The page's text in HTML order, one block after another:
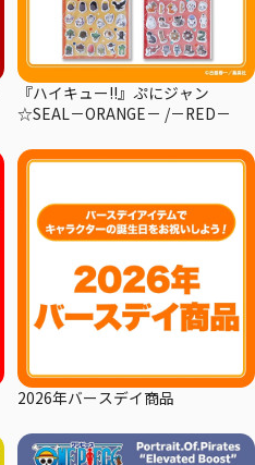
『ハイキュー!!』ぷにジャン
☆SEAL－ORANGE－ /－RED－
2026年バースデイ商品